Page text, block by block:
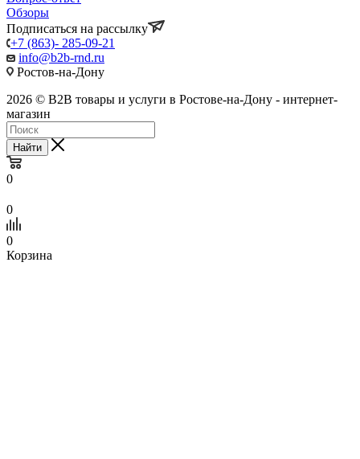
Обзоры
Подписаться на рассылку
+7 (863)- 285-09-21
info@b2b-rnd.ru
Ростов-на-Дону
2026 © B2B товары и услуги в Ростове-на-Дону - интернет-
магазин
Найти
0
0
0
Корзина